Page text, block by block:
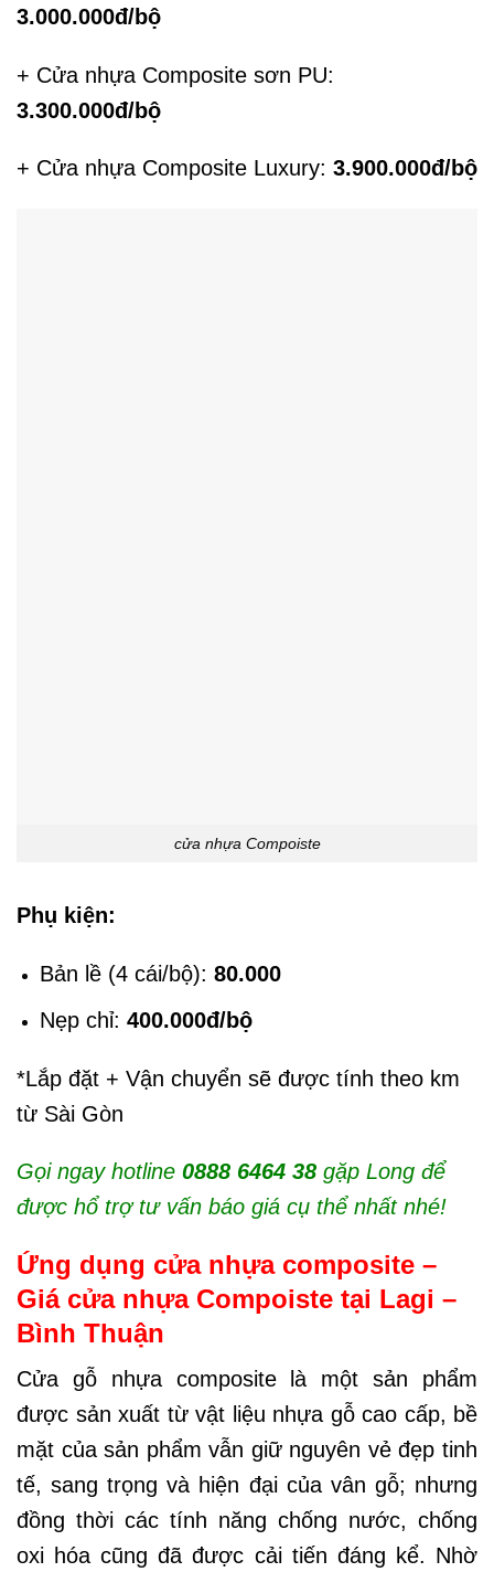
3.000.000đ/bộ
+ Cửa nhựa Composite sơn PU:
3.300.000đ/bộ
+ Cửa nhựa Composite Luxury: 3.900.000đ/bộ
cửa nhựa Compoiste
Phụ kiện:
Bản lề (4 cái/bộ): 80.000
Nẹp chỉ: 400.000đ/bộ
*Lắp đặt + Vận chuyển sẽ được tính theo km
từ Sài Gòn
Gọi ngay hotline 0888 6464 38 gặp Long để
được hổ trợ tư vấn báo giá cụ thể nhất nhé!
Ứng dụng cửa nhựa composite –
Giá cửa nhựa Compoiste tại Lagi –
Bình Thuận
Cửa gỗ nhựa composite là một sản phẩm
được sản xuất từ vật liệu nhựa gỗ cao cấp, bề
mặt của sản phẩm vẫn giữ nguyên vẻ đẹp tinh
tế, sang trọng và hiện đại của vân gỗ; nhưng
đồng thời các tính năng chống nước, chống
oxi hóa cũng đã được cải tiến đáng kể. Nhờ